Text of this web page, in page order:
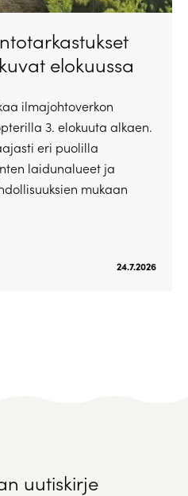
elokuussa
ilmajohtoverkon
3. elokuuta alkaen.
eri puolilla
laidunalueet ja
mukaan
24.7.2026
uutiskirje